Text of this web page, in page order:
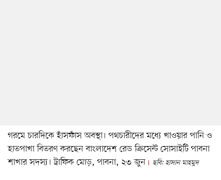
গরমে চারদিকে হাঁসফাঁস অবস্থা। পথচারীদের মধ্যে খাওয়ার পানি ও
হাতপাখা বিতরণ করছেন বাংলাদেশ রেড ক্রিসেন্ট সোসাইটি পাবনা
শাখার সদস্য। ট্রাফিক মোড়, পাবনা, ২৩ জুন
ছবি: হাসান মাহমুদ